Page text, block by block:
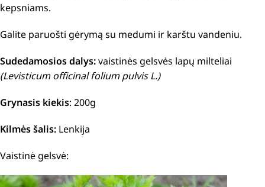
kepsniams.
Galite paruošti gėrymą su medumi ir karštu vandeniu.
Sudedamosios dalys:vaistinės gelsvės lapų milteliai
(Levisticum officinal folium pulvis L.)
Grynasis kiekis: 200g
Kilmės šalis: Lenkija
Vaistinė gelsvė: